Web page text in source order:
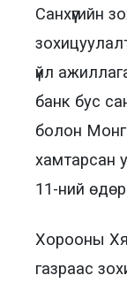
Санхүүгийн
үйл
банк бус
болон
хамтарсан
11-ний
Хорооны
газраас